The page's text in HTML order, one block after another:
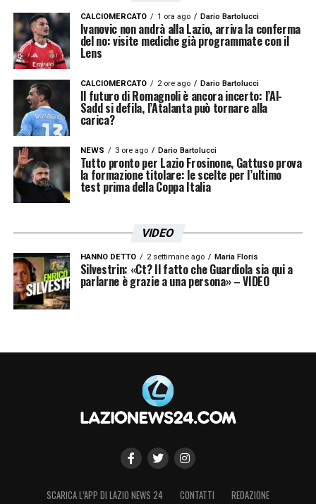
CALCIOMERCATO 1 ora ago Dario Bartolucci
Ivanovic non andrà alla Lazio, arriva la conferma
del no: visite mediche già programmate con il
Lens
CALCIOMERCATO 2 ore ago Dario Bartolucci
Il futuro di Romagnoli è ancora incerto: l’Al-
Sadd si defila, l’Atalanta può tornare alla
carica?
NEWS 3 ore ago Dario Bartolucci
Tutto pronto per Lazio Frosinone, Gattuso prova
la formazione titolare: le scelte per l’ultimo
test prima della Coppa Italia
VIDEO
HANNO DETTO 2 settimane ago Maria Floris
Silvestrin: «Ct? Il fatto che Guardiola sia qui a
parlarne è grazie a una persona» – VIDEO
SCARICA L’APP DI LAZIO NEWS 24 CONTATTI REDAZIONE